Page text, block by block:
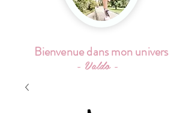
- Valdo -
Bienvenue dans mon univers